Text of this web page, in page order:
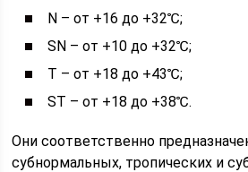
N – от +16 до +32℃;
SN – от +10 до +32℃;
T – от +18 до +43℃;
ST – от +18 до +38℃.
Они соответственно
субнормальных, тропических и